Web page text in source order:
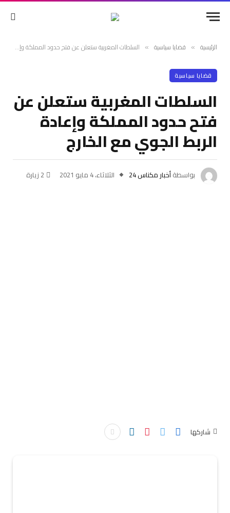
الرئيسية » قضايا سياسية » السلطات المغربية ستعلن عن فتح حدود المملكة وإعادة الربط الجوي مع الخارج
قضايا سياسية
السلطات المغربية ستعلن عن
فتح حدود المملكة وإعادة
الربط الجوي مع الخارج
بواسطةأخبار مكناس 24 الثلاثاء، 4 مايو 2021 2 زيارة
شاركها